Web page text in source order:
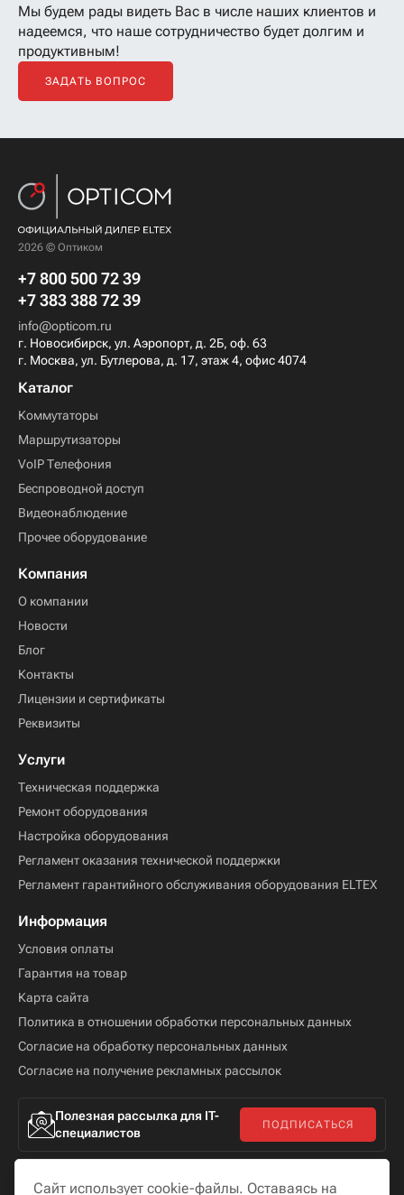
Мы будем рады видеть Вас в числе наших клиентов и
надеемся, что наше сотрудничество будет долгим и
продуктивным!
ЗАДАТЬ ВОПРОС
2026 © Оптиком
+7 800 500 72 39
+7 383 388 72 39
info@opticom.ru
г. Новосибирск, ул. Аэропорт, д. 2Б, оф. 63
г. Москва, ул. Бутлерова, д. 17, этаж 4, офис 4074
Каталог
Коммутаторы
Маршрутизаторы
VoIP Телефония
Беспроводной доступ
Видеонаблюдение
Прочее оборудование
Компания
О компании
Новости
Блог
Контакты
Лицензии и сертификаты
Реквизиты
Услуги
Техническая поддержка
Ремонт оборудования
Настройка оборудования
Регламент оказания технической поддержки
Регламент гарантийного обслуживания оборудования ELTEX
Информация
Условия оплаты
Гарантия на товар
Карта сайта
Политика в отношении обработки персональных данных
Согласие на обработку персональных данных
Согласие на получение рекламных рассылок
Полезная рассылка для IT-
специалистов
ПОДПИСАТЬСЯ
Сайт использует cookie-файлы. Оставаясь на